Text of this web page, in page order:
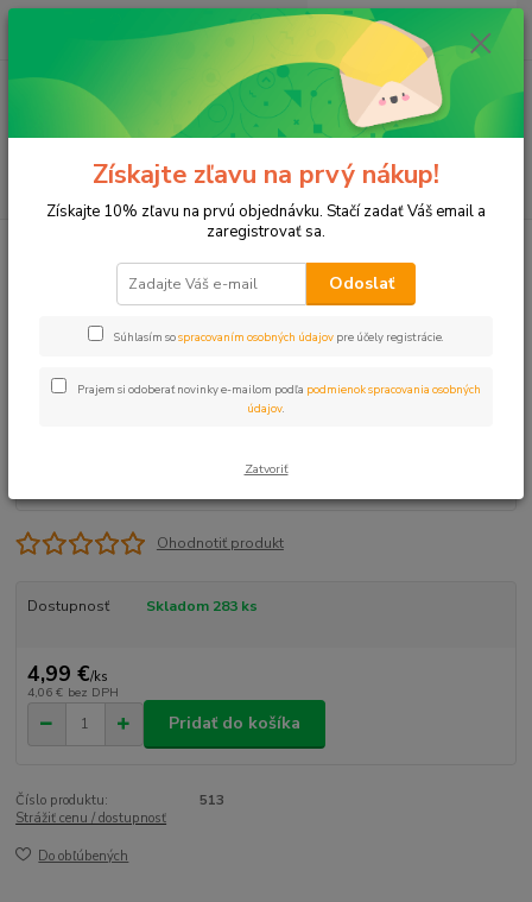
Menu
(Po-Pia, 8-17 hod.)
ks
za0 €
Hmlový rozprašovač 25-30l/hod závesný - sada 4
Hmlový rozprašovač 25-30l/hod
závesný - sada 4
Ohodnotiť produkt
Dostupnosť Skladom 283 ks
4,99 €/ks
4,06 € bez DPH
Pridať do košíka
Číslo produktu:
513
Strážiť cenu / dostupnosť
Do obľúbených
Získajte zľavu na prvý nákup!
Získajte 10% zľavu na prvú objednávku. Stačí zadať Váš email a
zaregistrovať sa.
Odoslať
Súhlasím sospracovaním osobných údajov pre účely registrácie.
Prajem si odoberať novinky e-mailom podľa podmienok spracovania osobných
údajov
Zatvoriť